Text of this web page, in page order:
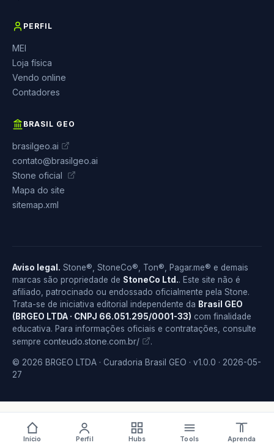
PERFIL
MEI
Loja física
Vendo online
Contadores
BRASIL GEO
brasilgeo.ai
contato@brasilgeo.ai
Stone oficial
Mapa do site
sitemap.xml
Aviso legal. Stone®, StoneCo®, Ton®, Pagar.me® e demais
marcas são propriedade de StoneCo Ltd.. Este site não é
afiliado, patrocinado ou endossado oficialmente pela Stone.
Trata-se de iniciativa editorial independente da Brasil GEO
(BRGEO LTDA · CNPJ 66.051.295/0001-33) com finalidade
educativa. Para informações oficiais e contratações, consulte
sempre conteudo.stone.com.br/ .
© 2026 BRGEO LTDA · Curadoria Brasil GEO · v1.0.0 · 2026-05-
27
Início Perfil Hubs Tools Aprenda